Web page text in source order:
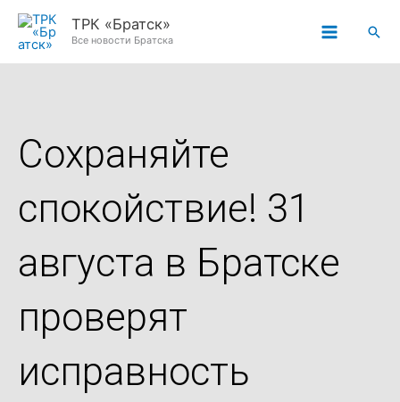
Перейти
ТРК «Братск»
Все новости Братска
Сохраняйте
спокойствие! 31
августа в Братске
проверят
исправность